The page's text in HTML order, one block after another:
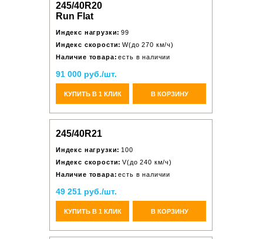
245/40R20
Run Flat
Индекс нагрузки: 99
Индекс скорости: W(до 270 км/ч)
Наличие товара: есть в наличии
91 000 руб./шт.
КУПИТЬ В 1 КЛИК В КОРЗИНУ
245/40R21
Индекс нагрузки: 100
Индекс скорости: V(до 240 км/ч)
Наличие товара: есть в наличии
49 251 руб./шт.
КУПИТЬ В 1 КЛИК В КОРЗИНУ